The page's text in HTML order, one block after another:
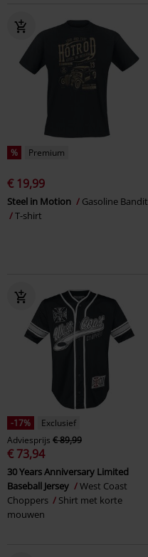
% Premium
€ 19,99
Steel in Motion
Gasoline Bandit
T-shirt
-17%
Exclusief
Adviesprijs € 89,99
€ 73,94
30 Years Anniversary Limited
Baseball Jersey
West Coast
Choppers
Shirt met korte
mouwen